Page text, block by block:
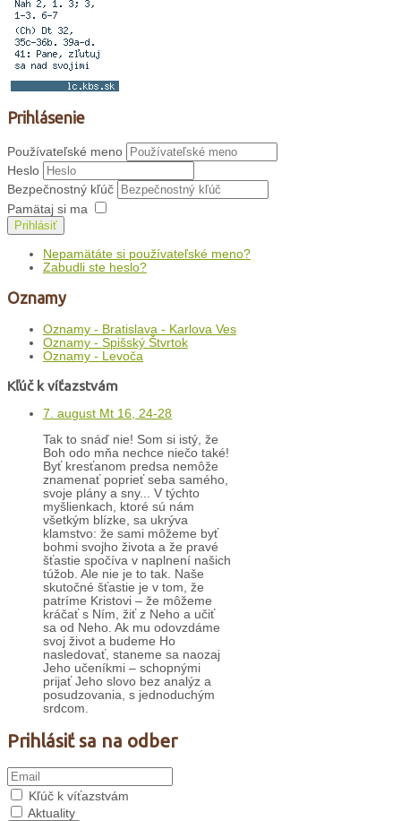
Prihlásenie
Používateľské meno
Heslo
Bezpečnostný kľúč
Pamätaj si ma
Prihlásiť
Nepamätáte si používateľské meno?
Zabudli ste heslo?
Oznamy
Oznamy - Bratislava - Karlova Ves
Oznamy - Spišský Štvrtok
Oznamy - Levoča
Kľúč k víťazstvám
7. august Mt 16, 24-28
Tak to snáď nie! Som si istý, že
Boh odo mňa nechce niečo také!
Byť kresťanom predsa nemôže
znamenať poprieť seba samého,
svoje plány a sny... V týchto
myšlienkach, ktoré sú nám
všetkým blízke, sa ukrýva
klamstvo: že sami môžeme byť
bohmi svojho života a že pravé
šťastie spočíva v naplnení našich
túžob. Ale nie je to tak. Naše
skutočné šťastie je v tom, že
patríme Kristovi – že môžeme
kráčať s Ním, žiť z Neho a učiť
sa od Neho. Ak mu odovzdáme
svoj život a budeme Ho
nasledovať, staneme sa naozaj
Jeho učeníkmi – schopnými
prijať Jeho slovo bez analýz a
posudzovania, s jednoduchým
srdcom.
Prihlásiť sa na odber
Kľúč k víťazstvám
Aktuality